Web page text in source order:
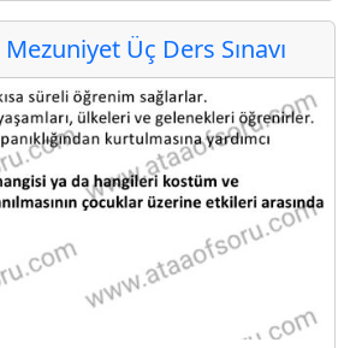
Üç Ders Sınavı